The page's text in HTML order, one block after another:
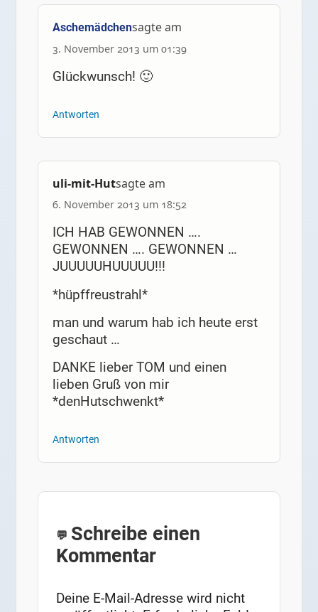
Aschemädchensagte am
3. November 2013 um 01:39
Glückwunsch! 🙂
Antworten
uli-mit-Hutsagte am
6. November 2013 um 18:52
ICH HAB GEWONNEN ….
GEWONNEN …. GEWONNEN …
JUUUUUHUUUUU!!!
*hüpffreustrahl*
man und warum hab ich heute erst
geschaut …
DANKE lieber TOM und einen
lieben Gruß von mir
*denHutschwenkt*
Antworten
Schreibe einen
Kommentar
Deine E-Mail-Adresse wird nicht